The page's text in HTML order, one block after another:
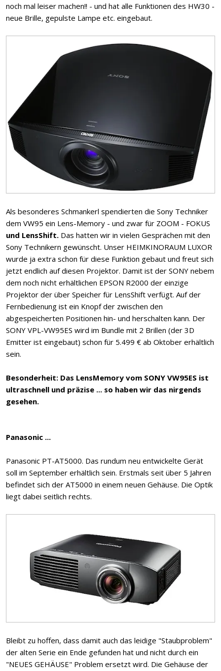
noch mal leiser machen!! - und hat alle Funktionen des HW30 -
neue Brille, gepulste Lampe etc. eingebaut.
Als besonderes Schmankerl spendierten die Sony Techniker
dem VW95 ein Lens-Memory - und zwar für ZOOM - FOKUS
und LensShift. Das hatten wir in vielen Gesprächen mit den
Sony Technikern gewünscht. Unser HEIMKINORAUM LUXOR
wurde ja extra schon für diese Funktion gebaut und freut sich
jetzt endlich auf diesen Projektor. Damit ist der SONY nebem
dem noch nicht erhältlichen EPSON R2000 der einzige
Projektor der über Speicher für LensShift verfügt. Auf der
Fernbedienung ist ein Knopf der zwischen den
abgespeicherten Positionen hin- und herschalten kann. Der
SONY VPL-VW95ES wird im Bundle mit 2 Brillen (der 3D
Emitter ist eingebaut) schon für 5.499 € ab Oktober erhältlich
sein.
Besonderheit: Das LensMemory vom SONY VW95ES ist
ultraschnell und präzise ... so haben wir das nirgends
gesehen.
Panasonic ...
Panasonic PT-AT5000. Das rundum neu entwickelte Gerät
soll im September erhältlich sein. Erstmals seit über 5 Jahren
befindet sich der AT5000 in einem neuen Gehäuse. Die Optik
liegt dabei seitlich rechts.
Bleibt zu hoffen, dass damit auch das leidige "Staubproblem"
der alten Serie ein Ende gefunden hat und nicht durch ein
"NEUES GEHÄUSE" Problem ersetzt wird. Die Gehäuse der